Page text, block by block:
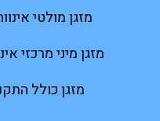
מזגן מולטי
מזגן מיני מרכזי
מזגן כולל